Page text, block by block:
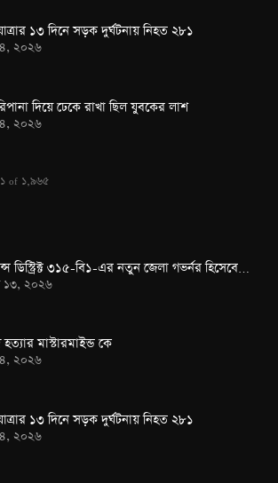
১৩ দিনে সড়ক দুর্ঘটনায় নিহত ২৮১
২০২৬
দিয়ে ঢেকে রাখা ছিল যুবকের লাশ
২০২৬
১ of ১,৯৬৫
ডিস্ট্রিক্ট ৩১৫-বি১-এর নতুন জেলা গভর্নর হিসেবে…
১৩, ২০২৬
হত্যার মাস্টারমাইন্ড কে
২০২৬
১৩ দিনে সড়ক দুর্ঘটনায় নিহত ২৮১
২০২৬